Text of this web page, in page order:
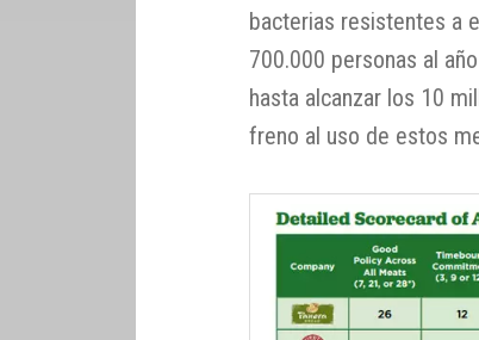
bacterias resistentes a
700.000 personas al
hasta alcanzar los 10
freno al uso de estos